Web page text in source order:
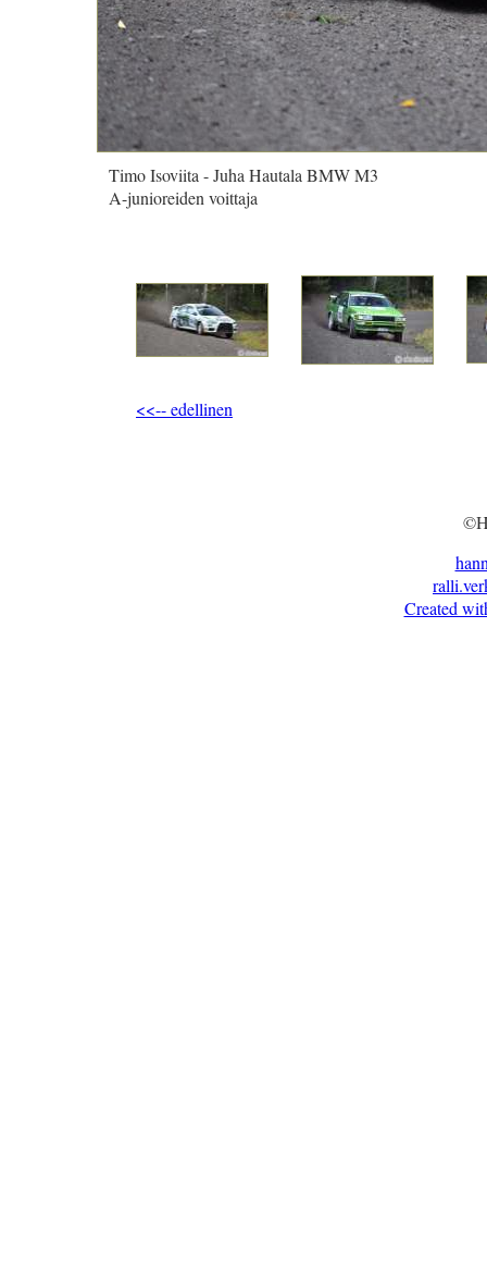
Timo Isoviita - Juha Hautala BMW M3
A-junioreiden voittaja
<<-- edellinen
Created